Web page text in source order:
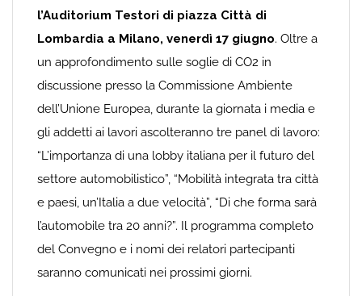
l’Auditorium Testori di piazza Città di
Lombardia a Milano, venerdì 17 giugno. Oltre a
un approfondimento sulle soglie di CO2 in
discussione presso la Commissione Ambiente
dell’Unione Europea, durante la giornata i media e
gli addetti ai lavori ascolteranno tre panel di lavoro:
“L’importanza di una lobby italiana per il futuro del
settore automobilistico”, “Mobilità integrata tra città
e paesi, un’Italia a due velocità”, “Di che forma sarà
l’automobile tra 20 anni?”. Il programma completo
del Convegno e i nomi dei relatori partecipanti
saranno comunicati nei prossimi giorni.